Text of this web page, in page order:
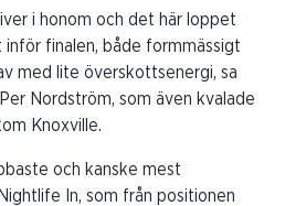
i honom och det här loppet
finalen, både formmässigt
med lite överskottsenergi, sa
Nordström, som även kvalade
Knoxville.
och kanske mest
In, som från positionen